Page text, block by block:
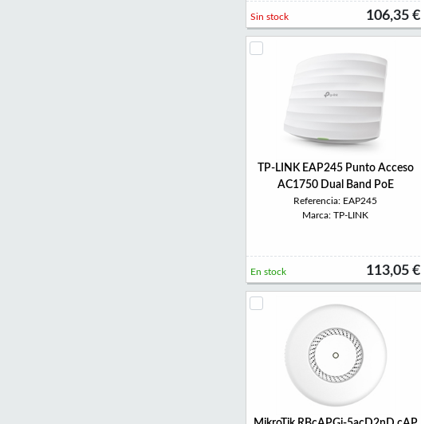
106,35 €
Sin stock
TP-LINK EAP245 Punto Acceso
AC1750 Dual Band PoE
Referencia: EAP245
Marca: TP-LINK
113,05 €
En stock